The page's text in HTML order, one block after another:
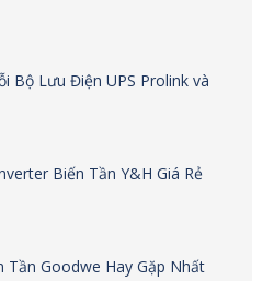
Bộ Lưu Điện UPS Prolink và
Biến Tần Y&H Giá Rẻ
Tần Goodwe Hay Gặp Nhất